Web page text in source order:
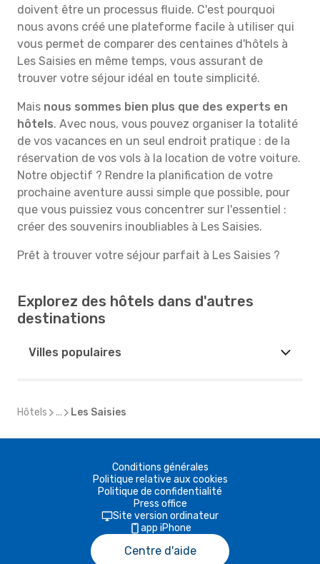
doivent être un processus fluide. C'est pourquoi
nous avons créé une plateforme facile à utiliser qui
vous permet de comparer des centaines d'hôtels à
Les Saisies en même temps, vous assurant de
trouver votre séjour idéal en toute simplicité.
Mais nous sommes bien plus que des experts en
hôtels. Avec nous, vous pouvez organiser la totalité
de vos vacances en un seul endroit pratique : de la
réservation de vos vols à la location de votre voiture.
Notre objectif ? Rendre la planification de votre
prochaine aventure aussi simple que possible, pour
que vous puissiez vous concentrer sur l'essentiel :
créer des souvenirs inoubliables à Les Saisies.
Prêt à trouver votre séjour parfait à Les Saisies ?
Explorez des hôtels dans d'autres
destinations
Villes populaires
Hôtels ... Les Saisies
Conditions générales
Politique relative aux cookies
Politique de confidentialité
Press office
Site version ordinateur
app iPhone
Centre d'aide